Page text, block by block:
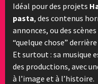
Idéal pour des projets
pasta, des contenus
annonces, ou des
“quelque chose”
Et surtout : sa musique
des productions, avec
à l’image et à l’histoire.